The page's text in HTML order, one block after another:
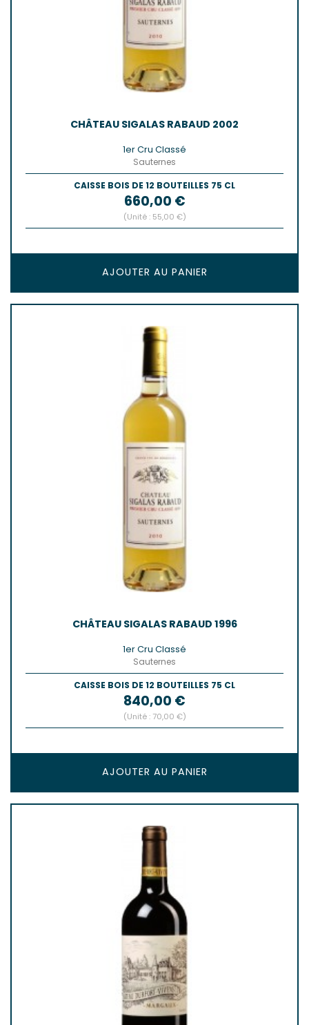
CHÂTEAU SIGALAS RABAUD 2002
1er Cru Classé
Sauternes
CAISSE BOIS DE 12 BOUTEILLES 75 CL
Prix
660,00 €
(Unité : 55,00 €)
AJOUTER AU PANIER
CHÂTEAU SIGALAS RABAUD 1996
1er Cru Classé
Sauternes
CAISSE BOIS DE 12 BOUTEILLES 75 CL
Prix
840,00 €
(Unité : 70,00 €)
AJOUTER AU PANIER